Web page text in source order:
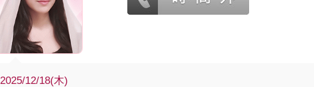
2025/12/18(木)